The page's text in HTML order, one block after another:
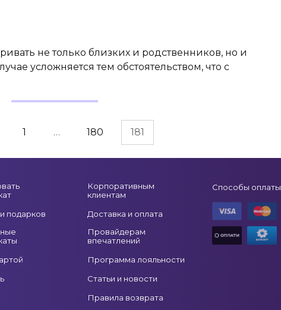
не только близких и родственников, но и
усложняется тем обстоятельством, что с
1 … 180 181
подарков
Корпоративным
клиентам
Доставка и оплата
Провайдерам
впечатлений
Программа лояльности
Статьи и новости
Правила возврата
Способы оплаты